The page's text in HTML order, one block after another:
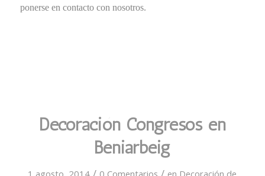
ponerse en contacto con nosotros.
Decoración Congresos en
Beniarbeig